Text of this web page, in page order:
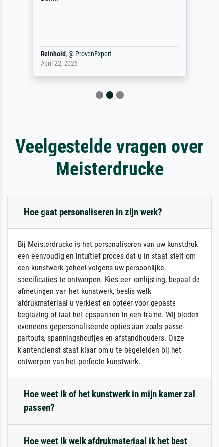
Reinhold,@ ProvenExpert
April 22, 2026
Veelgestelde vragen over
Meisterdrucke
Hoe gaat personaliseren in zijn werk?
Bij Meisterdrucke is het personaliseren van uw kunstdruk
een eenvoudig en intuïtief proces dat u in staat stelt om
een kunstwerk geheel volgens uw persoonlijke
specificaties te ontwerpen. Kies een omlijsting, bepaal de
afmetingen van het kunstwerk, beslis welk
afdrukmateriaal u verkiest en opteer voor gepaste
beglazing of laat het opspannen in een frame. Wij bieden
eveneens gepersonaliseerde opties aan zoals passe-
partouts, spanningshoutjes en afstandhouders. Onze
klantendienst staat klaar om u te begeleiden bij het
ontwerpen van het perfecte kunstwerk.
Hoe weet ik of het kunstwerk in mijn kamer zal
passen?
Hoe weet ik welk afdrukmateriaal ik het best